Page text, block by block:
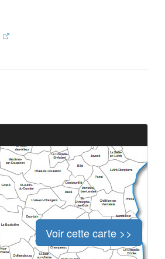
Voir cette carte >>